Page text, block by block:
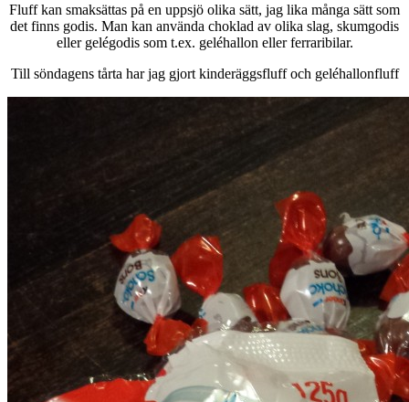
Fluff kan smaksättas på en uppsjö olika sätt, jag lika många sätt som
det finns godis. Man kan använda choklad av olika slag, skumgodis
eller gelégodis som t.ex. geléhallon eller ferraribilar.
Till söndagens tårta har jag gjort kinderäggsfluff och geléhallonfluff